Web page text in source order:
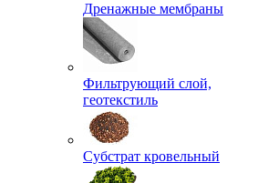
Дренажные мембраны
Фильтрующий слой,
геотекстиль
Субстрат кровельный